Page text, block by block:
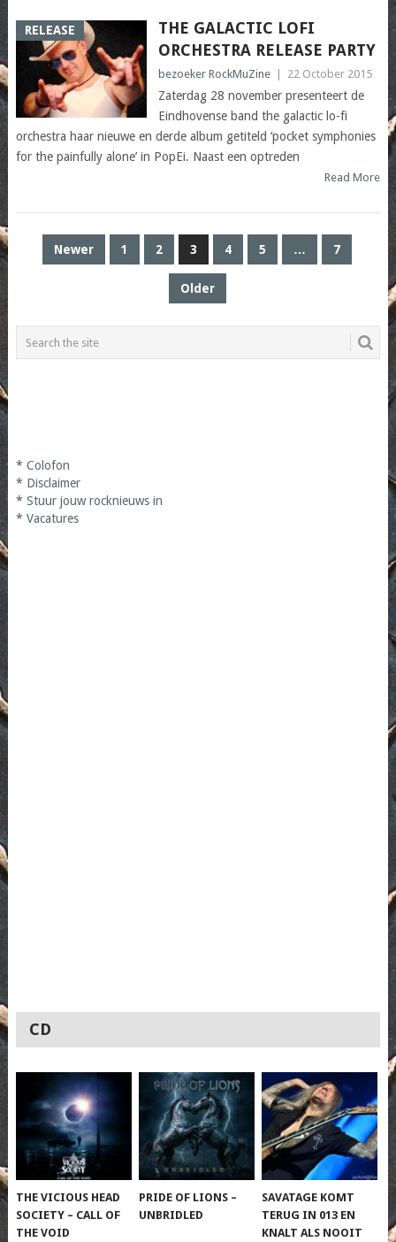
RELEASE
THE GALACTIC LOFI
ORCHESTRA RELEASE PARTY
bezoeker RockMuZine 22 October 2015
Zaterdag 28 november presenteert de
Eindhovense band the galactic lo-fi
orchestra haar nieuwe en derde album getiteld ‘pocket symphonies
for the painfully alone’ in PopEi. Naast een optreden
Read More
POSTS
Newer 1 2 3 4 5 … 7
Older
* Colofon
* Disclaimer
* Stuur jouw rocknieuws in
* Vacatures
CD
THE VICIOUS HEAD
SOCIETY – CALL OF
THE VOID
PRIDE OF LIONS –
UNBRIDLED
SAVATAGE KOMT
TERUG IN 013 EN
KNALT ALS NOOIT